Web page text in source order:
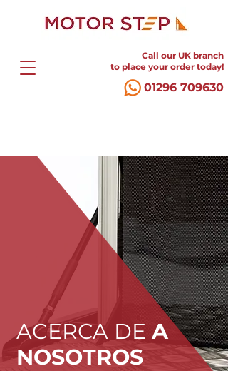
Call our UK branch
to place your order today!
01296 709630
ACERCA DE A
NOSOTROS